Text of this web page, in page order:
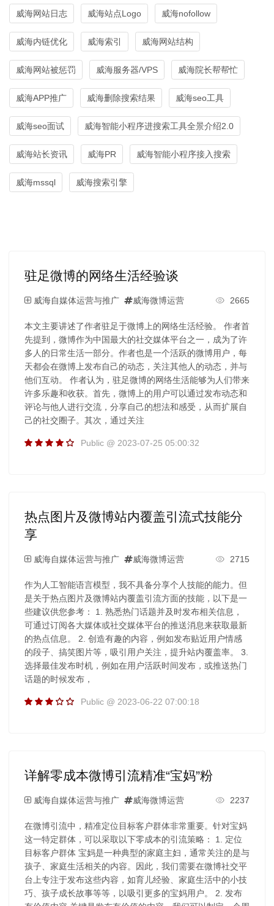
威海网站日志 威海站点Logo 威海nofollow
威海内链优化 威海索引 威海网站结构
威海网站被惩罚 威海服务器/VPS 威海院长帮帮忙
威海APP推广 威海删除搜索结果 威海seo工具
威海seo面试 威海智能小程序进搜索工具全景介绍2.0
威海站长资讯 威海PR 威海智能小程序接入搜索
威海mssql 威海搜索引擎
驻足微博的网络生活经验谈
威海自媒体运营与推广 威海微博运营 2665
本文主要讲述了作者驻足于微博上的网络生活经验。 作者首
先提到，微博作为中国最大的社交媒体平台之一，成为了许
多人的日常生活一部分。作者也是一个活跃的微博用户，每
天都会在微博上发布自己的动态，关注其他人的动态，并与
他们互动。 作者认为，驻足微博的网络生活能够为人们带来
许多乐趣和收获。首先，微博上的用户可以通过发布动态和
评论与他人进行交流，分享自己的想法和感受，从而扩展自
己的社交圈子。其次，通过关注
Public @ 2023-07-25 05:00:32
热点图片及微博站内覆盖引流式技能分
享
威海自媒体运营与推广 威海微博运营 2715
作为人工智能语言模型，我不具备分享个人技能的能力。但
是关于热点图片及微博站内覆盖引流方面的技能，以下是一
些建议供您参考： 1. 熟悉热门话题并及时发布相关信息，
可通过订阅各大媒体或社交媒体平台的推送消息来获取最新
的热点信息。 2. 创造有趣的内容，例如发布贴近用户情感
的段子、搞笑图片等，吸引用户关注，提升站内覆盖率。 3.
选择最佳发布时机，例如在用户活跃时间发布，或推送热门
话题的时候发布，
Public @ 2023-06-22 07:00:18
详解零成本微博引流精准“宝妈”粉
威海自媒体运营与推广 威海微博运营 2237
在微博引流中，精准定位目标客户群体非常重要。针对宝妈
这一特定群体，可以采取以下零成本的引流策略： 1. 定位
目标客户群体 宝妈是一种典型的家庭主妇，通常关注的是与
孩子、家庭生活相关的内容。因此，我们需要在微博社交平
台上专注于发布这些内容，如育儿经验、家庭生活中的小技
巧、孩子成长故事等等，以吸引更多的宝妈用户。 2. 发布